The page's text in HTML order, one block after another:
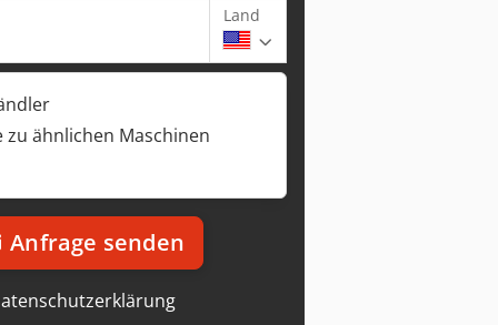
Land
zu ähnlichen Maschinen
Anfrage senden